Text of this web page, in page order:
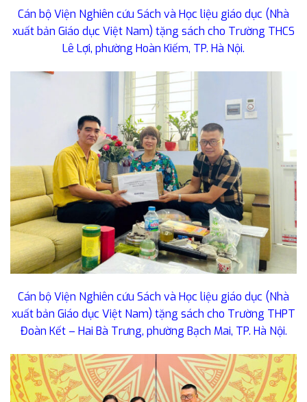
Cán bộ Viện Nghiên cứu Sách và Học liệu giáo dục (Nhà
xuất bản Giáo dục Việt Nam) tặng sách cho Trường THCS
Lê Lợi, phường Hoàn Kiếm, TP. Hà Nội.
Cán bộ Viện Nghiên cứu Sách và Học liệu giáo dục (Nhà
xuất bản Giáo dục Việt Nam) tặng sách cho Trường THPT
Đoàn Kết – Hai Bà Trưng, phường Bạch Mai, TP. Hà Nội.